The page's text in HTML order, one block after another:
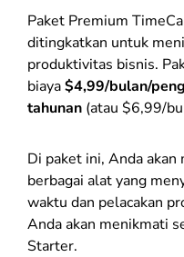
Paket Premium
ditingkatkan untuk
produktivitas bisnis.
biaya$4,99/bulan/
tahunan (atau $6,99/
Di paket ini, Anda akan
berbagai alat yang
waktu dan pelacakan
Anda akan menikmati
Starter.